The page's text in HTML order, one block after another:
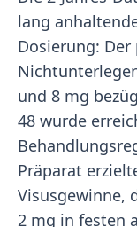
lang
Dosierung:
und 8 mg
48 wurde
Präparat
Visusgewinne,
2 mg in festen